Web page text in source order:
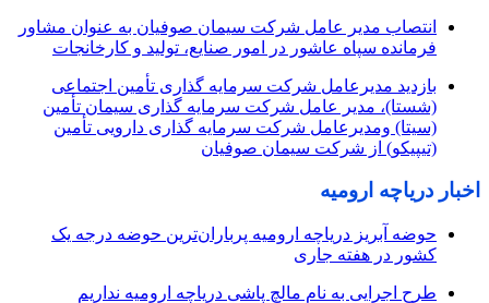
انتصاب مدیر عامل شرکت سیمان صوفیان به عنوان مشاور
فرمانده سپاه عاشور در امور صنایع، تولید و کارخانجات
بازدید مدیرعامل شرکت سرمایه گذاری تأمین اجتماعی
(شستا)، مدیر عامل شرکت سرمایه گذاری سیمان تأمین
(سیتا) ومدیرعامل شرکت سرمایه گذاری دارویی تأمین
(تیپیکو) از شرکت سیمان صوفیان
اخبار دریاچه ارومیه
حوضه آبریز دریاچه ارومیه پرباران‌ترین حوضه‌ درجه یک
کشور در هفته جاری
طرح اجرایی به نام مالچ پاشی دریاچه ارومیه نداریم